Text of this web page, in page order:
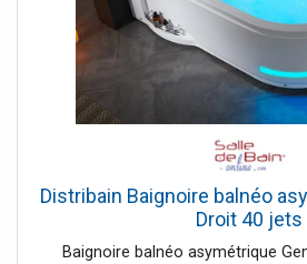
Distribain Baignoire balnéo
Droit 40 jets
Baignoire balnéo asymétrique